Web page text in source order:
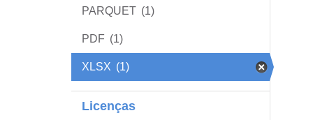
PARQUET (1)
PDF (1)
XLSX (1)
Licenças